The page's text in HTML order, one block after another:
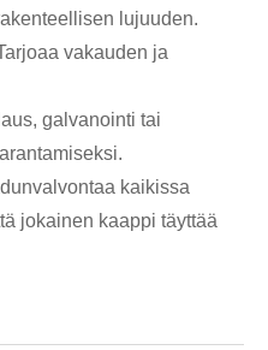
lujuuden.
vakauden ja
galvanointi tai
kaikissa
jokainen kaappi täyttää